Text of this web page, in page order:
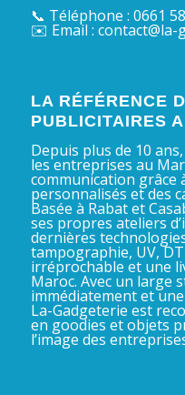
📞 Téléphone : 0661
✉️ Email : contact@la-
LA RÉFÉRENCE
PUBLICITAIRES
Depuis plus de 10
les entreprises au
communication grâce
personnalisés et des
Basée à Rabat et
ses propres ateliers
dernières
tampographie, UV,
irréprochable et une
Maroc. Avec un large
immédiatement et
La-Gadgeterie est
en goodies et objets
l’image des